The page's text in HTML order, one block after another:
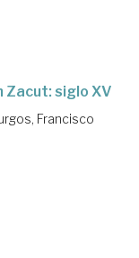
Zacut: siglo XV
Francisco